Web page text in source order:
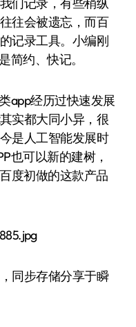
往会被遗忘，而百
记录工具。小编刚
简约、快记。
app经历过快速发展
实都大同小异，很
是人工智能发展时
也可以新的建树，
度初做的这款产品
同步存储分享于瞬